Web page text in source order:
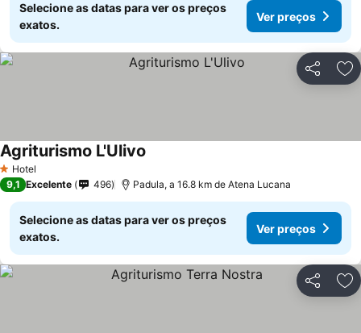
Selecione as datas para ver os preços
exatos.
Ver preços
Partilhar
1 Estrelas
Hotel
Agriturismo L'Ulivo
9,1 Excelente 496 Padula, a 16.8 km de Atena Lucana
Selecione as datas para ver os preços
exatos.
Ver preços
Partilhar